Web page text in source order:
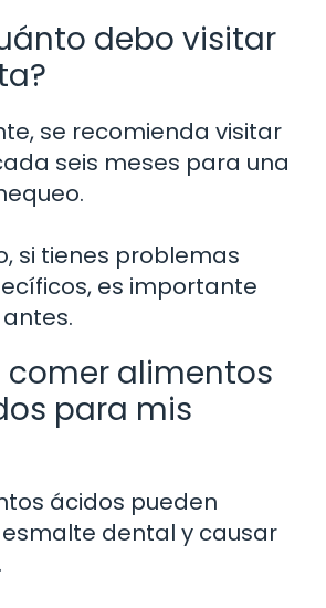
debo visitar
se recomienda visitar
seis meses para una
si tienes problemas
es importante
comer alimentos
para mis
ácidos pueden
dental y causar